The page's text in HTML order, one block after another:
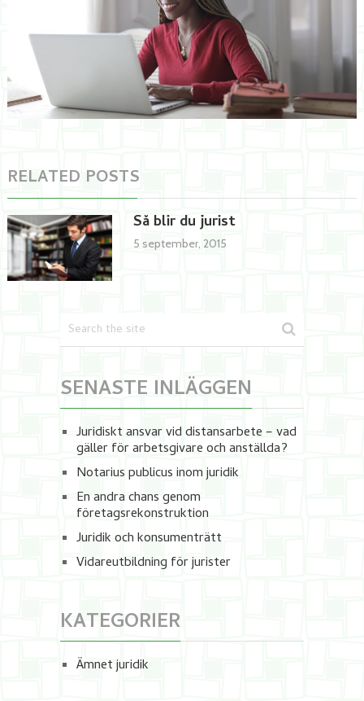
RELATED POSTS
Så blir du jurist
5 september, 2015
SENASTE INLÄGGEN
Juridiskt ansvar vid distansarbete – vad
gäller för arbetsgivare och anställda?
Notarius publicus inom juridik
En andra chans genom
företagsrekonstruktion
Juridik och konsumenträtt
Vidareutbildning för jurister
KATEGORIER
Ämnet juridik